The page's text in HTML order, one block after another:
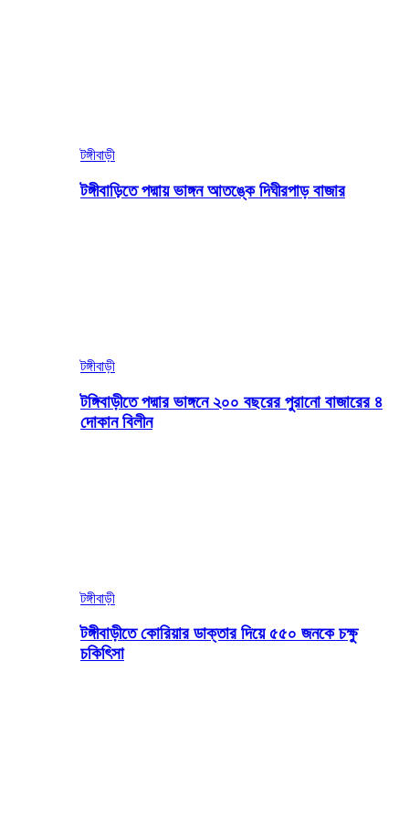
টঙ্গীবাড়ী
টঙ্গীবাড়িতে পদ্মায় ভাঙ্গন আতঙ্কে দিঘীরপাড় বাজার
টঙ্গীবাড়ী
টঙ্গিবাড়ীতে পদ্মার ভাঙ্গনে ২০০ বছরের পুরানো বাজারের ৪
দোকান বিলীন
টঙ্গীবাড়ী
টঙ্গীবাড়ীতে কোরিয়ার ডাক্তার দিয়ে ৫৫০ জনকে চক্ষু
চকিৎিসা